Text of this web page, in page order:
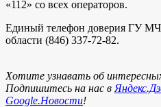
«112» со всех операторов.
Единый телефон доверия ГУ
области (846) 337-72-82.
Хотите узнавать об
Подпишитесь на нас в
Google.Новости!